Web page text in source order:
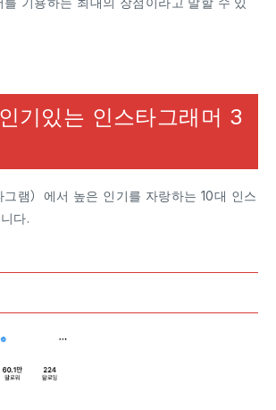
기있는 인스타그래머 3
램）에서 높은 인기를 자랑하는 10대 인스
다.